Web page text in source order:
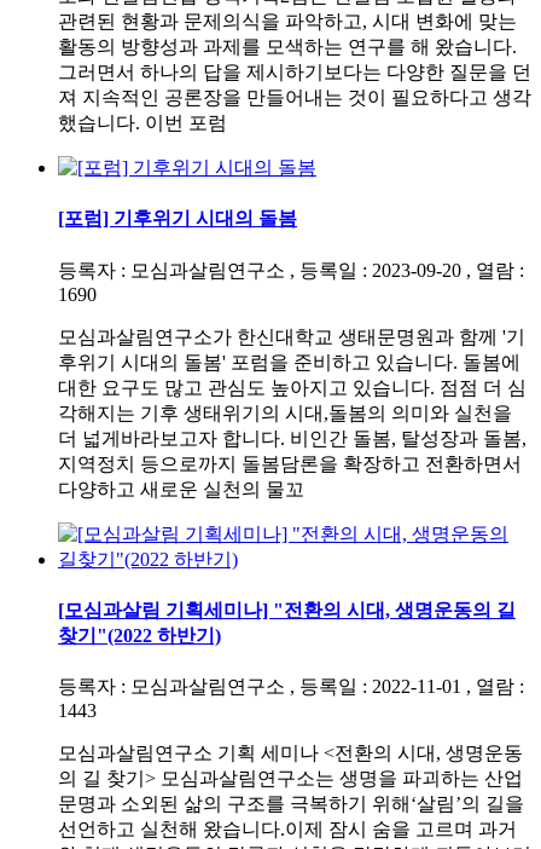
관련된 현황과 문제의식을 파악하고, 시대 변화에 맞는
활동의 방향성과 과제를 모색하는 연구를 해 왔습니다.
그러면서 하나의 답을 제시하기보다는 다양한 질문을 던
져 지속적인 공론장을 만들어내는 것이 필요하다고 생각
했습니다. 이번 포럼
[포럼] 기후위기 시대의 돌봄
등록자 : 모심과살림연구소 , 등록일 : 2023-09-20 , 열람 :
1690
모심과살림연구소가 한신대학교 생태문명원과 함께 '기
후위기 시대의 돌봄' 포럼을 준비하고 있습니다. 돌봄에
대한 요구도 많고 관심도 높아지고 있습니다. 점점 더 심
각해지는 기후 생태위기의 시대,돌봄의 의미와 실천을
더 넓게바라보고자 합니다. 비인간 돌봄, 탈성장과 돌봄,
지역정치 등으로까지 돌봄담론을 확장하고 전환하면서
다양하고 새로운 실천의 물꼬
[모심과살림 기획세미나] "전환의 시대, 생명운동의 길
찾기"(2022 하반기)
등록자 : 모심과살림연구소 , 등록일 : 2022-11-01 , 열람 :
1443
모심과살림연구소 기획 세미나 <전환의 시대, 생명운동
의 길 찾기> 모심과살림연구소는 생명을 파괴하는 산업
문명과 소외된 삶의 구조를 극복하기 위해‘살림’의 길을
선언하고 실천해 왔습니다.이제 잠시 숨을 고르며 과거